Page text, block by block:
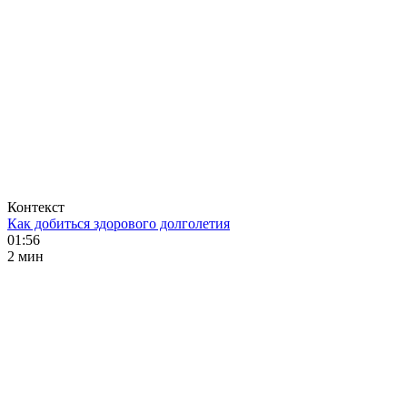
Контекст
Как добиться здорового долголетия
01:56
2 мин